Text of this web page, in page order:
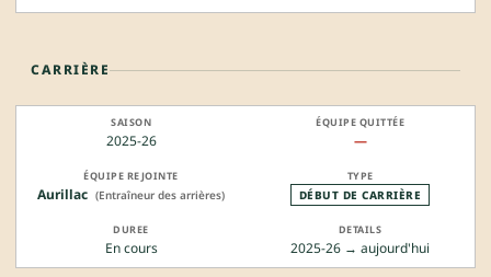
CARRIÈRE
2025-26 —
Aurillac (Entraîneur des arrières) DÉBUT DE CARRIÈRE
En cours 2025-26 → aujourd'hui